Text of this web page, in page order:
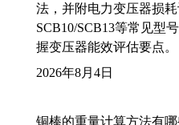
法，并附电力变压器损
SCB10/SCB13等常见型
握变压器能效评估要点。
2026年8月4日
铜棒的重量计算方法有